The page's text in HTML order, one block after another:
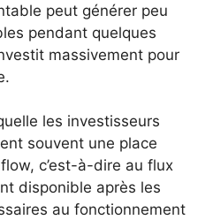
peut générer peu
pendant quelques
massivement pour
les investisseurs
souvent une place
c’est-à-dire au flux
disponible après les
au fonctionnement